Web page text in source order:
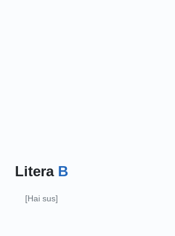
Litera B
[Hai sus]